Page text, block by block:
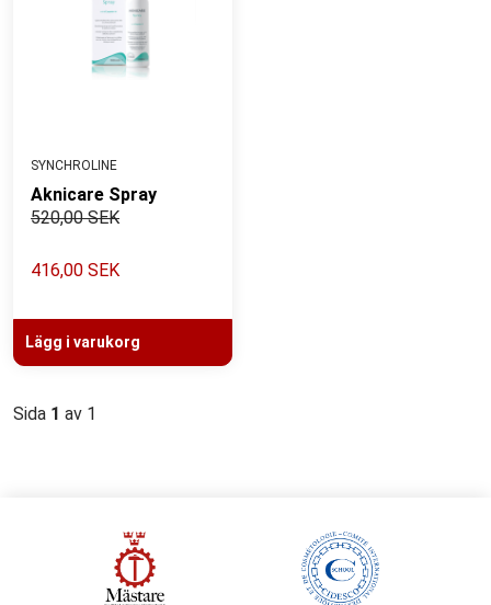
SYNCHROLINE
Aknicare Spray
520,00 SEK
416,00 SEK
Lägg i varukorg
Sida 1 av 1